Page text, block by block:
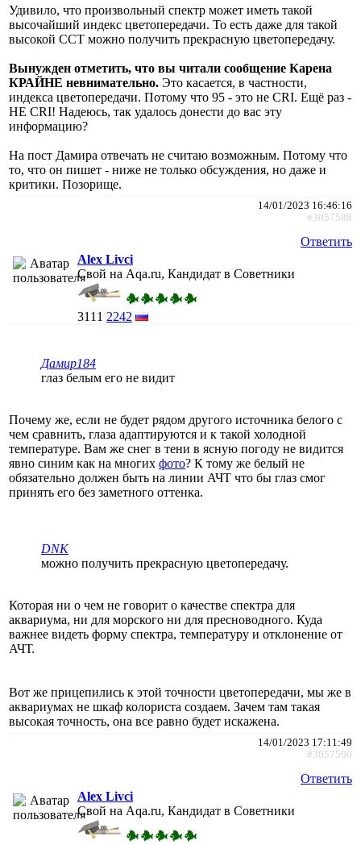
Удивило, что произвольный спектр может иметь такой
высочайший индекс цветопередачи. То есть даже для такой
высокой CCT можно получить прекрасную цветопередачу.
Вынужден отметить, что вы читали сообщение Карена
КРАЙНЕ невнимательно. Это касается, в частности,
индекса цветопередачи. Потому что 95 - это не CRI. Ещё раз -
НЕ CRI! Надеюсь, так удалось донести до вас эту
информацию?
На пост Дамира отвечать не считаю возможным. Потому что
то, что он пишет - ниже не только обсуждения, но даже и
критики. Позорище.
14/01/2023 16:46:16
#3057588
Ответить
Alex Livci
Свой на Aqa.ru, Кандидат в Советники
3111 2242
Дамир184
глаз белым его не видит
Почему же, если не будет рядом другого источника белого с
чем сравнить, глаза адаптируются и к такой холодной
температуре. Вам же снег в тени в ясную погоду не видится
явно синим как на многих фото? К тому же белый не
обязательно должен быть на линии АЧТ что бы глаз смог
принять его без заметного оттенка.
DNK
можно получить прекрасную цветопередачу.
Которая ни о чем не говорит о качестве спектра для
аквариума, ни для морского ни для пресноводного. Куда
важнее видеть форму спектра, температуру и отклонение от
АЧТ.
Вот же прицепились к этой точности цветопередачи, мы же в
аквариумах не шкаф колориста создаем. Зачем там такая
высокая точность, она все равно будет искажена.
14/01/2023 17:11:49
#3057590
Ответить
Alex Livci
Свой на Aqa.ru, Кандидат в Советники